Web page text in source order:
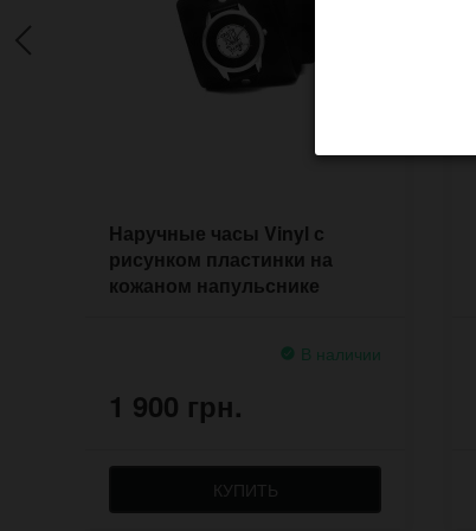
Наручные часы Vinyl с
рисунком пластинки на
кожаном напульснике
В наличии
1 900 грн.
КУПИТЬ